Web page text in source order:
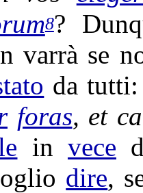
8?
varrà se
da
foras, et
in vece
dire,